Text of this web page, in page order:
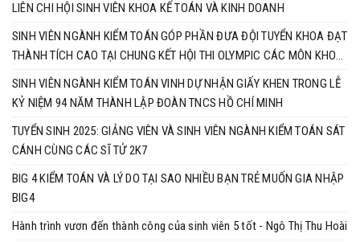
LIÊN CHI HỘI SINH VIÊN KHOA KẾ TOÁN VÀ KINH DOANH
SINH VIÊN NGÀNH KIỂM TOÁN GÓP PHẦN ĐƯA ĐỘI TUYỂN KHOA ĐẠT
THÀNH TÍCH CAO TẠI CHUNG KẾT HỘI THI OLYMPIC CÁC MÔN KHOA
HỌC MÁC - LÊNIN VÀ TƯ TƯỞNG HỒ CHÍ MINH
SINH VIÊN NGÀNH KIỂM TOÁN VINH DỰ NHẬN GIẤY KHEN TRONG LỄ
KỶ NIỆM 94 NĂM THÀNH LẬP ĐOÀN TNCS HỒ CHÍ MINH
TUYỂN SINH 2025: GIẢNG VIÊN VÀ SINH VIÊN NGÀNH KIỂM TOÁN SÁT
CÁNH CÙNG CÁC SĨ TỬ 2K7
BIG 4 KIỂM TOÁN VÀ LÝ DO TẠI SAO NHIỀU BẠN TRẺ MUỐN GIA NHẬP
BIG4
Hành trình vươn đến thành công của sinh viên 5 tốt - Ngô Thị Thu Hoài